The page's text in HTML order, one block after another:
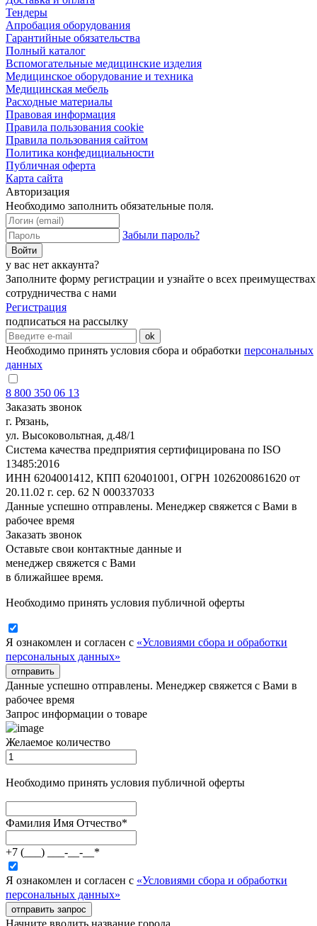
Тендеры
Апробация оборудования
Гарантийные обязательства
Полный каталог
Вспомогательные медицинские изделия
Медицинское оборудование и техника
Медицинская мебель
Расходные материалы
Правовая информация
Правила пользования cookie
Правила пользования сайтом
Политика конфедициальности
Публичная оферта
Карта сайта
Авторизация
Необходимо заполнить обязательные поля.
Забыли пароль?
Войти
у вас нет аккаунта?
Заполните форму регистрации и узнайте о всех преимуществах
сотрудничества с нами
Регистрация
подписаться на рассылку
ok
Необходимо принять условия сбора и обработки персональных
данных
8 800 350 06 13
Заказать звонок
г. Рязань,
ул. Высоковольтная, д.48/1
Система качества предприятия сертифицирована по ISO
13485:2016
ИНН 6204001412, КПП 620401001, ОГРН 1026200861620 от
20.11.02 г. сер. 62 N 000337033
Данные успешно отправлены. Менеджер свяжется с Вами в
рабочее время
Заказать звонок
Оставьте свои контактные данные и
менеджер свяжется с Вами
в ближайшее время.
Необходимо принять условия публичной оферты
Я ознакомлен и согласен с «Условиями сбора и обработки
персональных данных»
отправить
Данные успешно отправлены. Менеджер свяжется с Вами в
рабочее время
Запрос информации о товаре
Желаемое количество
Необходимо принять условия публичной оферты
Фамилия Имя Отчество*
+7 (___) ___-__-__ *
Я ознакомлен и согласен с «Условиями сбора и обработки
персональных данных»
отправить запрос